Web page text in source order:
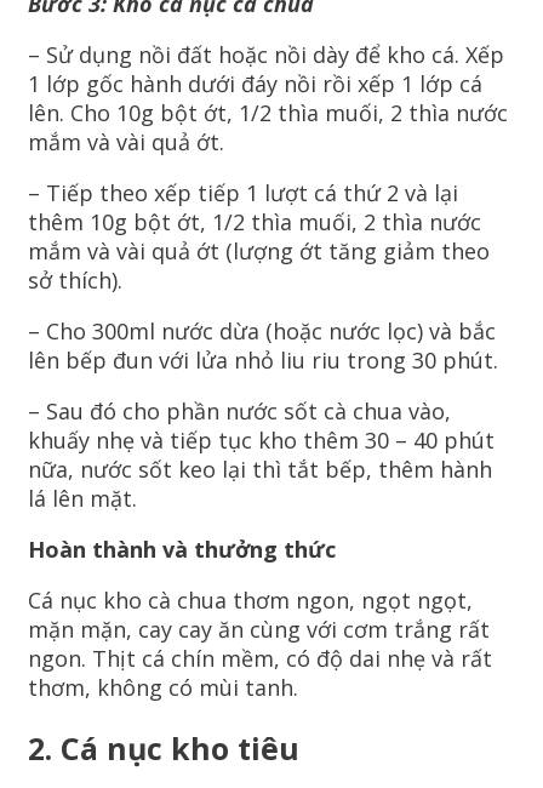
– Sử dụng nồi đất hoặc nồi dày để kho cá. Xếp
1 lớp gốc hành dưới đáy nồi rồi xếp 1 lớp cá
lên. Cho 10g bột ớt, 1/2 thìa muối, 2 thìa nước
mắm và vài quả ớt.
– Tiếp theo xếp tiếp 1 lượt cá thứ 2 và lại
thêm 10g bột ớt, 1/2 thìa muối, 2 thìa nước
mắm và vài quả ớt (lượng ớt tăng giảm theo
sở thích).
– Cho 300ml nước dừa (hoặc nước lọc) và bắc
lên bếp đun với lửa nhỏ liu riu trong 30 phút.
– Sau đó cho phần nước sốt cà chua vào,
khuấy nhẹ và tiếp tục kho thêm 30 – 40 phút
nữa, nước sốt keo lại thì tắt bếp, thêm hành
lá lên mặt.
Hoàn thành và thưởng thức
Cá nục kho cà chua thơm ngon, ngọt ngọt,
mặn mặn, cay cay ăn cùng với cơm trắng rất
ngon. Thịt cá chín mềm, có độ dai nhẹ và rất
thơm, không có mùi tanh.
2. Cá nục kho tiêu